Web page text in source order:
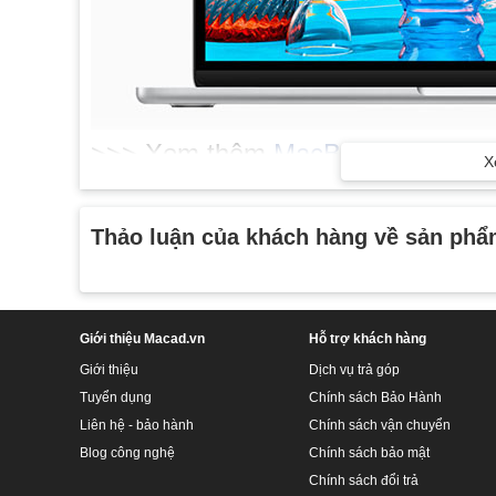
>>> Xem thêm MacBook Air M2
Chào đón sự nâng cấp lên chip
đầu, kiến trúc bộ nhớ hợp nhất và các công nghệ
dòng MacBook phổ biến của Apple.
Thảo luận của khách hàng về sản
Giới thiệu Macad.vn
Giới thiệu
Tuyển dụng
Liên hệ - bảo hành
Blog công nghệ
Hỗ trợ khách hàng
Dịch vụ trả góp
Chính sách Bảo Hành
Chính sách vận chuyển
Chính sách bảo mật
Chính sách đổi trả